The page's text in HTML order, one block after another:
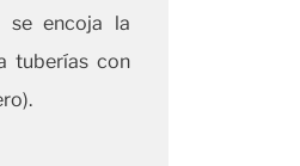
se encoja la
tuberías con